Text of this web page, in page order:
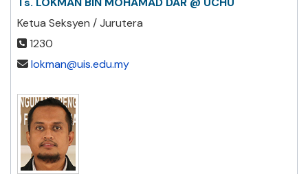
Ketua Seksyen / Jurutera
1230
lokman@uis.edu.my